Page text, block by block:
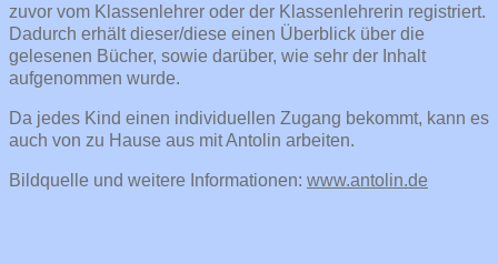
zuvor vom Klassenlehrer oder der Klassenlehrerin registriert.
Dadurch erhält dieser/diese einen Überblick über die
gelesenen Bücher, sowie darüber, wie sehr der Inhalt
aufgenommen wurde.
Da jedes Kind einen individuellen Zugang bekommt, kann es
auch von zu Hause aus mit Antolin arbeiten.
Bildquelle und weitere Informationen: www.antolin.de